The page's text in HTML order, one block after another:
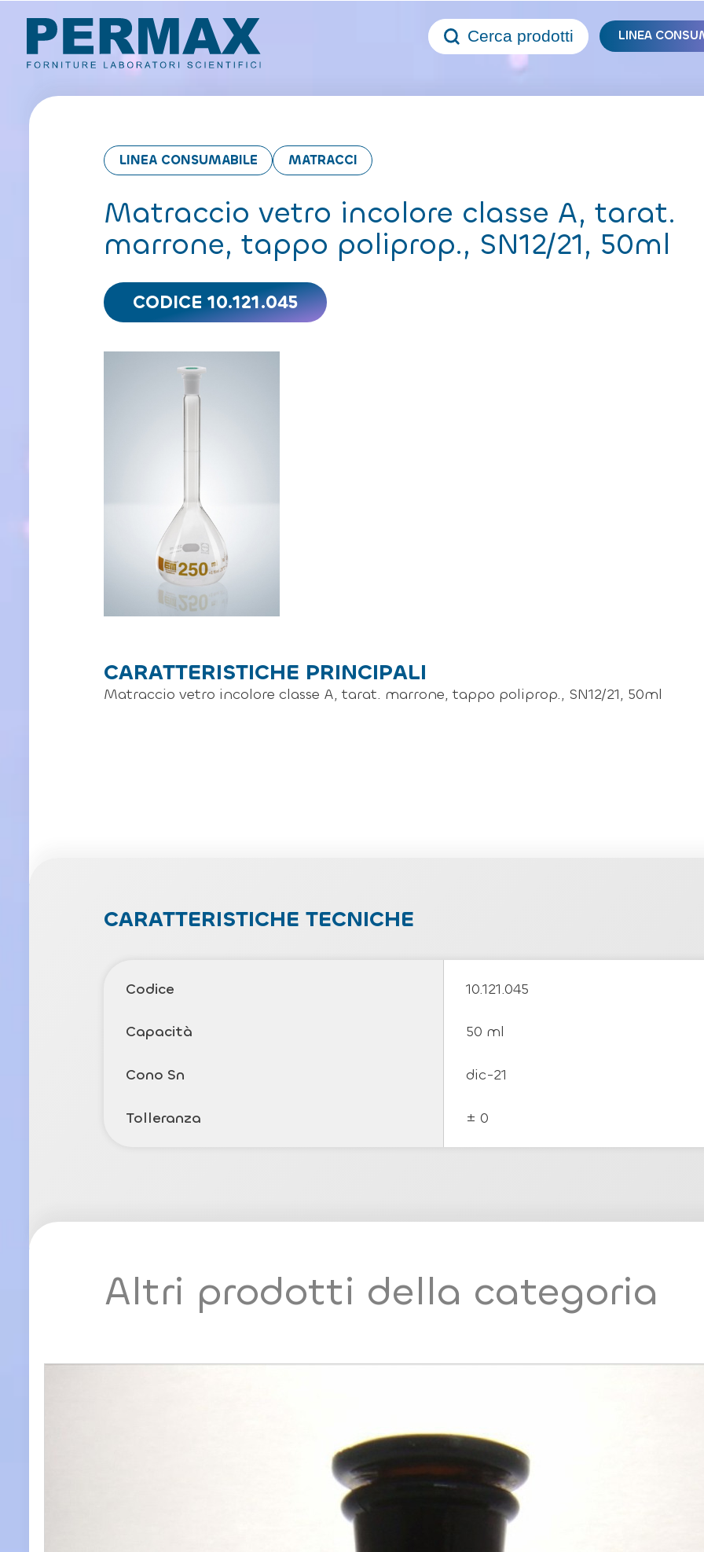
Cerca prodotti LINEA
LINEA CONSUMABILE MATRACCI
Matraccio vetro incolore classe A, tarat.
marrone, tappo poliprop., SN12/21, 50ml
CODICE 10.121.045
CARATTERISTICHE PRINCIPALI
Matraccio vetro incolore classe A, tarat. marrone, tappo poliprop., SN12/21, 50ml
CARATTERISTICHE TECNICHE
Codice 10.121.045
Capacità 50 ml
Cono Sn dic-21
Tolleranza ± 0
Altri prodotti della categoria